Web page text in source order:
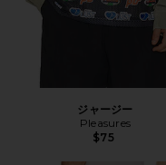
ジャージー
Pleasures
$75